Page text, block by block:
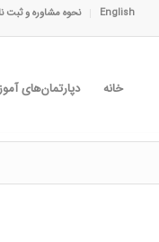
English نحوه مشاوره و ثبت
خانه دپارتمان‌های